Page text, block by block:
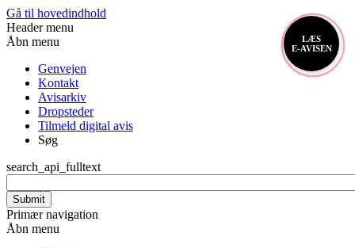
Gå til hovedindhold
Header menu
Åbn menu
Genvejen
Kontakt
Avisarkiv
Dropsteder
Tilmeld digital avis
Søg
search_api_fulltext
Primær navigation
Åbn menu
LÆS
E-AVISEN